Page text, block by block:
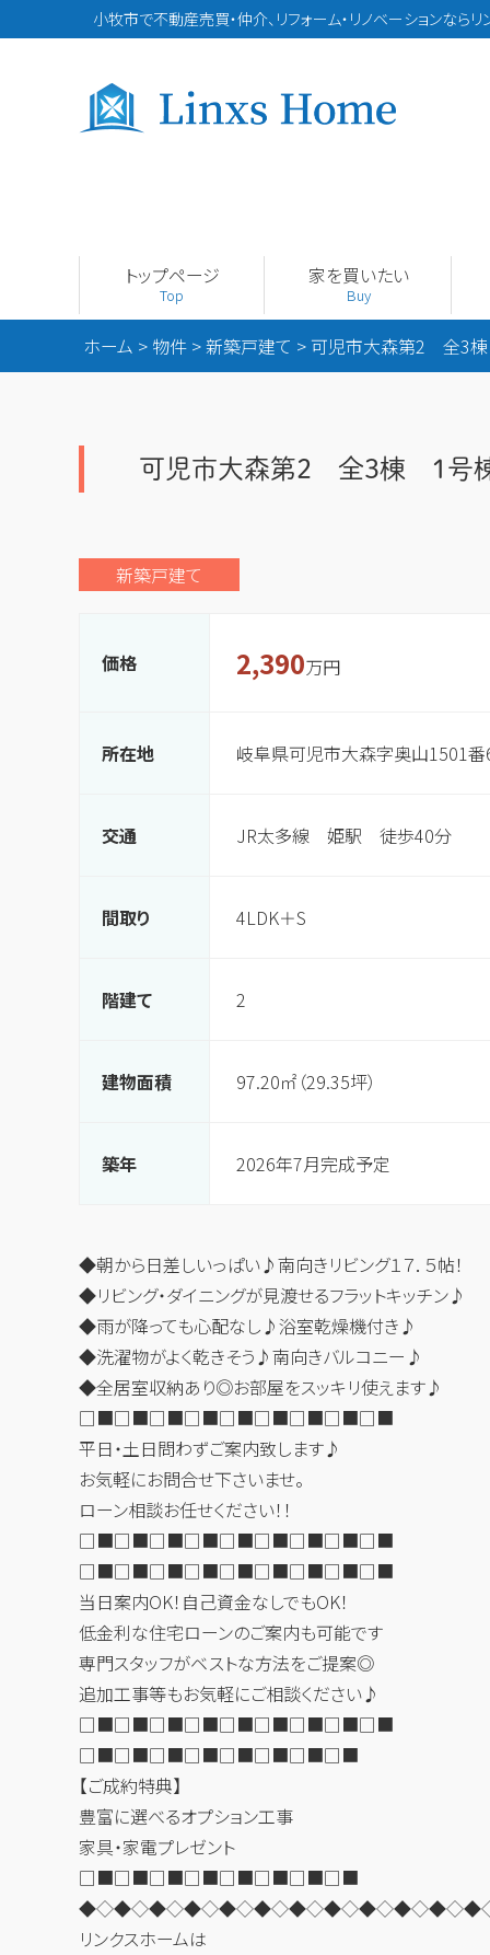
小牧市で不動産売買・仲介、リフォーム・リノベーションなら
トップページ
Top
家を買いたい
Buy
ホーム > 物件 >新築戸建て > 可児市大森第2 全3
可児市大森第2 全3棟 1号
新築戸建て
価格 2,390万円
所在地 岐阜県可児市大森字奥山1501
交通 JR太多線 姫駅 徒歩40分
間取り 4LDK＋S
階建て 2
建物面積 97.20㎡（29.35坪）
築年 2026年7月完成予定
◆朝から日差しいっぱい♪南向きリビング１７．５帖！
◆リビング・ダイニングが見渡せるフラットキッチン♪
◆雨が降っても心配なし♪浴室乾燥機付き♪
◆洗濯物がよく乾きそう♪南向きバルコニー♪
◆全居室収納あり◎お部屋をスッキリ使えます♪
□■□■□■□■□■□■□■□■□■
平日・土日問わずご案内致します♪
お気軽にお問合せ下さいませ。
ローン相談お任せください！！
□■□■□■□■□■□■□■□■□■
□■□■□■□■□■□■□■□■□■
当日案内OK！自己資金なしでもOK！
低金利な住宅ローンのご案内も可能です
専門スタッフがベストな方法をご提案◎
追加工事等もお気軽にご相談ください♪
□■□■□■□■□■□■□■□■□■
□■□■□■□■□■□■□■□■
【ご成約特典】
豊富に選べるオプション工事
家具・家電プレゼント
□■□■□■□■□■□■□■□■
リンクスホームは